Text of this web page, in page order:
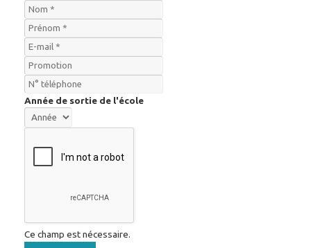
Année de sortie de l'école
Ce champ est nécessaire.